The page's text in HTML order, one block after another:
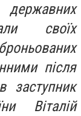
державних
своїх
після
заступник
Віталій